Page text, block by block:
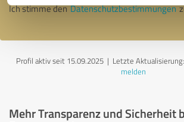
Ich stimme denDatenschutzbestimmungen
Profil aktiv seit 15.09.2025 | Letzte
melden
Mehr Transparenz und Sicherheit